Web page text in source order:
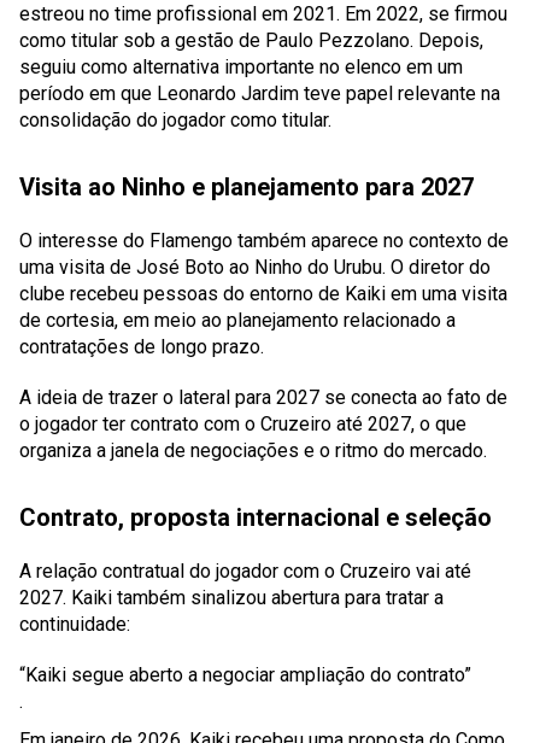
estreou no time profissional em 2021. Em 2022, se firmou
como titular sob a gestão de Paulo Pezzolano. Depois,
seguiu como alternativa importante no elenco em um
período em que Leonardo Jardim teve papel relevante na
consolidação do jogador como titular.
Visita ao Ninho e planejamento para 2027
O interesse do Flamengo também aparece no contexto de
uma visita de José Boto ao Ninho do Urubu. O diretor do
clube recebeu pessoas do entorno de Kaiki em uma visita
de cortesia, em meio ao planejamento relacionado a
contratações de longo prazo.
A ideia de trazer o lateral para 2027 se conecta ao fato de
o jogador ter contrato com o Cruzeiro até 2027, o que
organiza a janela de negociações e o ritmo do mercado.
Contrato, proposta internacional e seleção
A relação contratual do jogador com o Cruzeiro vai até
2027. Kaiki também sinalizou abertura para tratar a
continuidade:
“Kaiki segue aberto a negociar ampliação do contrato”
.